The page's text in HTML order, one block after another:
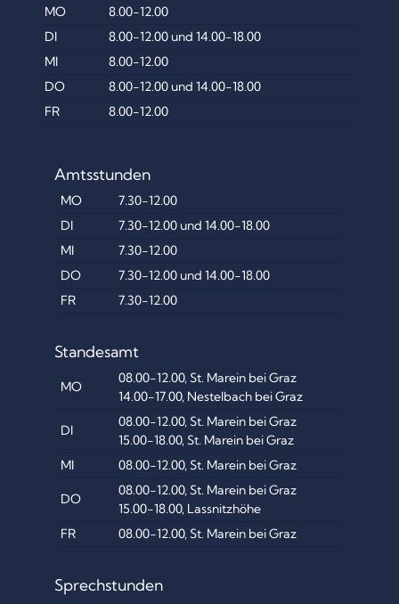
MO
8.00-12.00
DI
8.00-12.00 und 14.00-18.00
MI
8.00-12.00
DO
8.00-12.00 und 14.00-18.00
FR
8.00-12.00
Amtsstunden
MO
7.30-12.00
DI
7.30-12.00 und 14.00-18.00
MI
7.30-12.00
DO
7.30-12.00 und 14.00-18.00
FR
7.30-12.00
Standesamt
MO
08.00-12.00, St. Marein bei Graz
14.00-17.00, Nestelbach bei Graz
DI
08.00-12.00, St. Marein bei Graz
15.00-18.00, St. Marein bei Graz
MI
08.00-12.00, St. Marein bei Graz
DO
08.00-12.00, St. Marein bei Graz
15.00-18.00, Lassnitzhöhe
FR
08.00-12.00, St. Marein bei Graz
Sprechstunden